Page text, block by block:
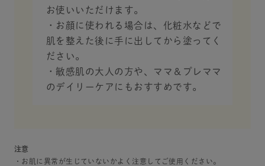
お使いいただけます。
・お顔に使われる場合は、化粧水などで
肌を整えた後に手に出してから塗ってく
ださい。
・敏感肌の大人の方や、ママ＆プレママ
のデイリーケアにもおすすめです。
注意
・お肌に異常が生じていないかよく注意してご使用ください。